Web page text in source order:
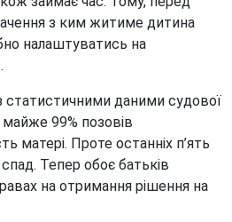
з ким житиме дитина
налаштуватись на
статистичними даними судової
99% позовів
матері. Проте останніх п’ять
Тепер обоє батьків
на отримання рішення на